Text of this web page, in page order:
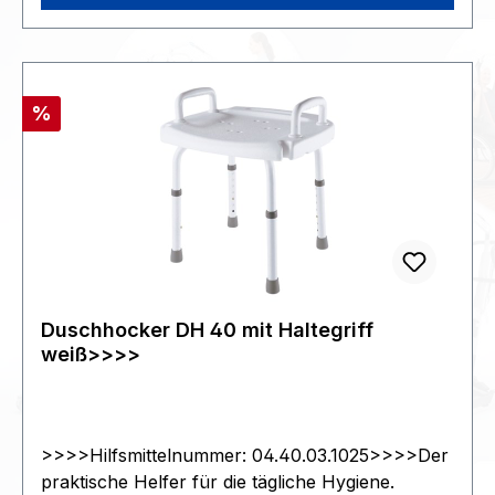
Rabatt
%
Duschhocker DH 40 mit Haltegriff
weiß>>>>
>>>>Hilfsmittelnummer: 04.40.03.1025>>>>Der
praktische Helfer für die tägliche Hygiene.